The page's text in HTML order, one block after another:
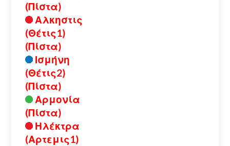
(Πίστα)
Αλκηστις
(Θέτις1)
(Πίστα)
Ισμήνη
(Θέτις2)
(Πίστα)
Αρμονία
(Πίστα)
Ηλέκτρα
(Αρτεμις1)